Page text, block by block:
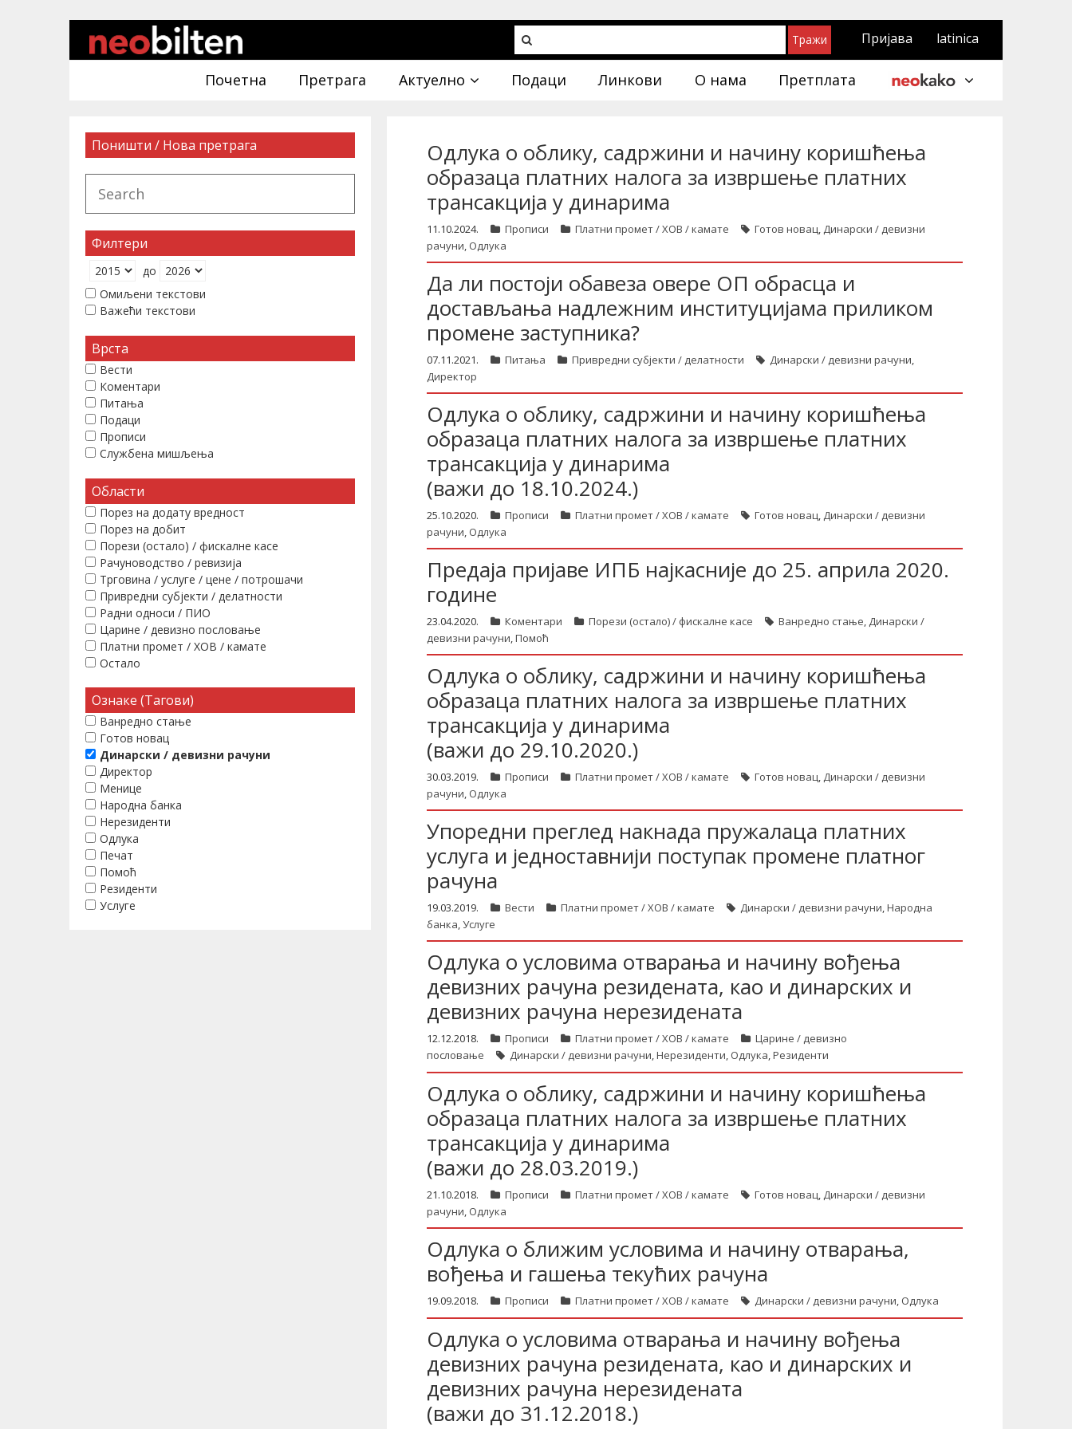
Пријава latinica
Почетна Претрага Актуелно Подаци Линкови О нама Претплата
Одлука о облику, садржини и начину коришћења
образаца платних налога за извршење платних
трансакција у динарима
11.10.2024. Прописи Платни промет / ХОВ / камате Готов новац, Динарски / девизни
рачуни, Одлука
Да ли постоји обавеза овере ОП обрасца и
достављања надлежним институцијама приликом
промене заступника?
07.11.2021. Питања Привредни субјекти / делатности Динарски / девизни рачуни,
Директор
Одлука о облику, садржини и начину коришћења
образаца платних налога за извршење платних
трансакција у динарима
(важи до 18.10.2024.)
25.10.2020. Прописи Платни промет / ХОВ / камате Готов новац, Динарски / девизни
рачуни, Одлука
Предаја пријаве ИПБ најкасније до 25. априла 2020.
године
23.04.2020. Коментари Порези (остало) / фискалне касе Ванредно стање, Динарски /
девизни рачуни,Помоћ
Одлука о облику, садржини и начину коришћења
образаца платних налога за извршење платних
трансакција у динарима
(важи до 29.10.2020.)
30.03.2019. Прописи Платни промет / ХОВ / камате Готов новац, Динарски / девизни
рачуни, Одлука
Упоредни преглед накнада пружалаца платних
услуга и једноставнији поступак промене платног
рачуна
19.03.2019. Вести Платни промет / ХОВ / камате Динарски / девизни рачуни,Народна
банка,Услуге
Одлука о условима отварања и начину вођења
девизних рачуна резидената, као и динарских и
девизних рачуна нерезидената
12.12.2018. Прописи Платни промет / ХОВ / камате
Царине / девизно
пословање
Динарски / девизни рачуни,Нерезиденти, Одлука,Резиденти
Одлука о облику, садржини и начину коришћења
образаца платних налога за извршење платних
трансакција у динарима
(важи до 28.03.2019.)
21.10.2018. Прописи Платни промет / ХОВ / камате Готов новац, Динарски / девизни
рачуни, Одлука
Одлука о ближим условима и начину отварања,
вођења и гашења текућих рачуна
19.09.2018. Прописи Платни промет / ХОВ / камате Динарски / девизни рачуни, Одлука
Одлука о условима отварања и начину вођења
девизних рачуна резидената, као и динарских и
девизних рачуна нерезидената
(важи до 31.12.2018.)
Поништи / Нова претрага
Филтери
до
Омиљени текстови
Важећи текстови
Врста
Вести
Коментари
Питања
Подаци
Прописи
Службена мишљења
Области
Порез на додату вредност
Порез на добит
Порези (остало) / фискалне касе
Рачуноводство / ревизија
Трговина / услуге / цене / потрошачи
Привредни субјекти / делатности
Радни односи / ПИО
Царине / девизно пословање
Платни промет / ХОВ / камате
Остало
Ознаке (Тагови)
Ванредно стање
Готов новац
Динарски / девизни рачуни
Директор
Менице
Народна банка
Нерезиденти
Одлука
Печат
Помоћ
Резиденти
Услуге